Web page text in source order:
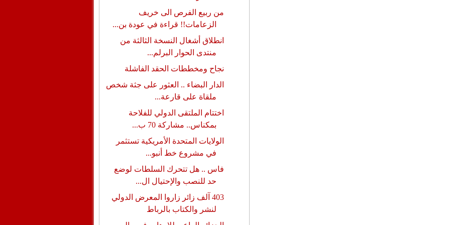
من ربيع الفرص الى خريف
الزعامات!! قراءة في عودة بن...
انطلاق أشغال النسخة الثالثة من
منتدى الحوار البرلم...
نجاح ومخططات الحقد الفاشلة
الدار البضاء .. العثور على جثة شخص
ملقاة على قارعة...
اختتام الملتقى الدولي للفلاحة
بمكناس.. مشاركة 70 ب...
الولايات المتحدة الأمريكية تستثمر
في مشروع خط أنبو...
فاس .. هل تتحرك السلطات لوضع
حد للنصب والإحتيال ال...
403 آلف زائر زاروا المعرض الدولي
لنشر والكتاب بالرباط